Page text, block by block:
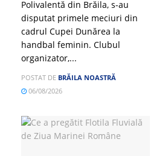
Polivalentă din Brăila, s-au
disputat primele meciuri din
cadrul Cupei Dunărea la
handbal feminin. Clubul
organizator,...
POSTAT DE BRĂILA NOASTRĂ
06/08/2026